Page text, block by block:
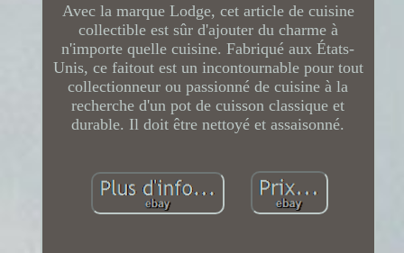
Avec la marque Lodge, cet article de cuisine
collectible est sûr d'ajouter du charme à
n'importe quelle cuisine. Fabriqué aux États-
Unis, ce faitout est un incontournable pour tout
collectionneur ou passionné de cuisine à la
recherche d'un pot de cuisson classique et
durable. Il doit être nettoyé et assaisonné.